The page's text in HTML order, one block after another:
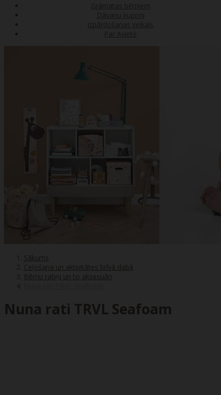
Grāmatas bērniem
Dāvanu kuponi
Izpārdošanas veikals
Par Avietė
Sākums
Ceļošana un aktivitātes brīvā dabā
Bērnu ratiņi un to aksesuāri
Nuna rati TRVL Seafoam